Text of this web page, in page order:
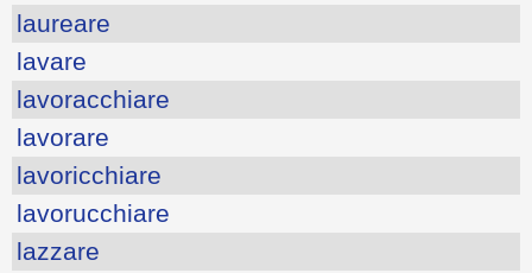
laureare
lavare
lavoracchiare
lavorare
lavoricchiare
lavorucchiare
lazzare